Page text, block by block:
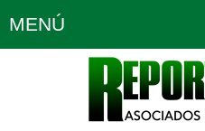
MENÚ
Política
Planeta